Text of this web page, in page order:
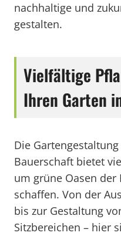
nachhaltige und
gestalten.
Vielfältige
Ihren Garten
Die
Bauerschaft bietet
um grüne Oasen der
schaffen. Von der
bis zur Gestaltung
Sitzbereichen – hier